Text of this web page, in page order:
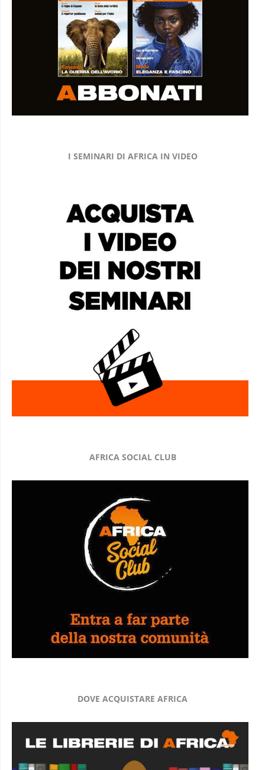
I SEMINARI DI AFRICA IN VIDEO
AFRICA SOCIAL CLUB
DOVE ACQUISTARE AFRICA